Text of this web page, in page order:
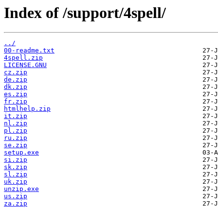
Index of /support/4spell/
../
00-readme.txt
4spell.zip
LICENSE.GNU
cz.zip
de.zip
dk.zip
es.zip
fr.zip
htmlhelp.zip
it.zip
nl.zip
pl.zip
ru.zip
se.zip
setup.exe
si.zip
sk.zip
sl.zip
uk.zip
unzip.exe
us.zip
za.zip